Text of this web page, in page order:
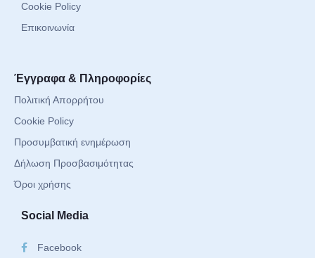
Cookie Policy
Επικοινωνία
Έγγραφα & Πληροφορίες
Πολιτική Απορρήτου
Cookie Policy
Προσυμβατική ενημέρωση
Δήλωση Προσβασιμότητας
Όροι χρήσης
Social Media
Facebook